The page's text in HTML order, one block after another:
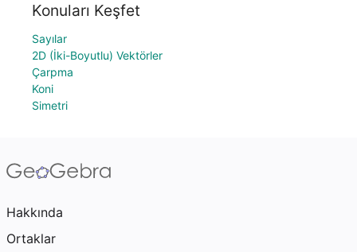
Konuları Keşfet
Sayılar
2D (İki-Boyutlu) Vektörler
Çarpma
Koni
Simetri
Hakkında
Ortaklar